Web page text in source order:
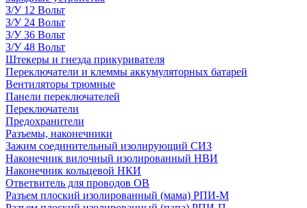
З/У 12 Вольт
З/У 24 Вольт
З/У 36 Вольт
З/У 48 Вольт
Штекеры и гнезда прикуривателя
Переключатели и клеммы аккумуляторных батарей
Вентиляторы трюмные
Панели переключателей
Переключатели
Предохранители
Разъемы, наконечники
Зажим соединительный изолирующий СИЗ
Наконечник вилочный изолированный НВИ
Наконечник кольцевой НКИ
Ответвитель для проводов ОВ
Разъем плоский изолированный (мама) РПИ-М